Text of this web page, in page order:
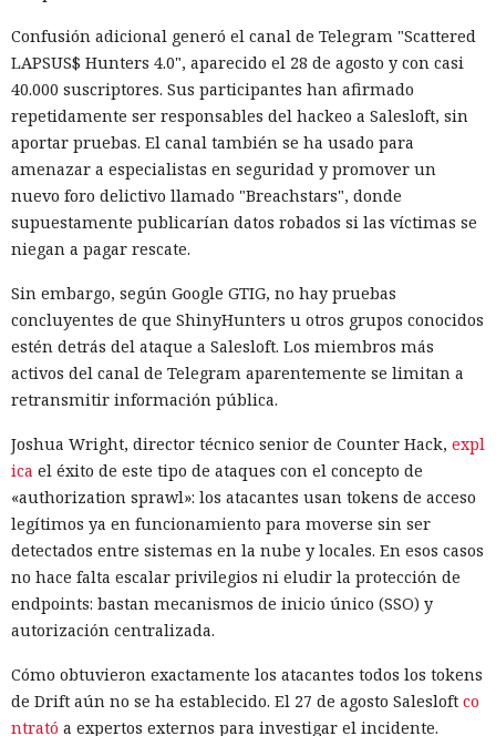
Confusión adicional generó el canal de Telegram "Scattered
LAPSUS$ Hunters 4.0", aparecido el 28 de agosto y con casi
40.000 suscriptores. Sus participantes han afirmado
repetidamente ser responsables del hackeo a Salesloft, sin
aportar pruebas. El canal también se ha usado para
amenazar a especialistas en seguridad y promover un
nuevo foro delictivo llamado "Breachstars", donde
supuestamente publicarían datos robados si las víctimas se
niegan a pagar rescate.
Sin embargo, según Google GTIG, no hay pruebas
concluyentes de que ShinyHunters u otros grupos conocidos
estén detrás del ataque a Salesloft. Los miembros más
activos del canal de Telegram aparentemente se limitan a
retransmitir información pública.
Joshua Wright, director técnico senior de Counter Hack, expl
ica el éxito de este tipo de ataques con el concepto de
«authorization sprawl»: los atacantes usan tokens de acceso
legítimos ya en funcionamiento para moverse sin ser
detectados entre sistemas en la nube y locales. En esos casos
no hace falta escalar privilegios ni eludir la protección de
endpoints: bastan mecanismos de inicio único (SSO) y
autorización centralizada.
Cómo obtuvieron exactamente los atacantes todos los tokens
de Drift aún no se ha establecido. El 27 de agosto Salesloft co
ntrató a expertos externos para investigar el incidente.